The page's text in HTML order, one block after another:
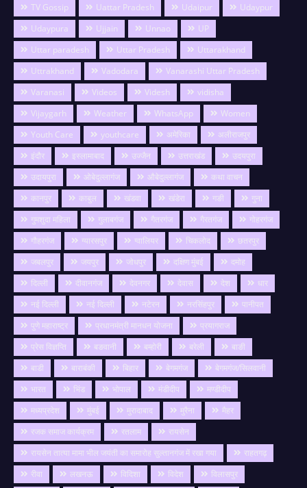
TV Gossip
Uattar Pradesh Udaipur
Udaypur
Udaypura
Ujjain Unnao
UP
Uttar paradesh
Uttar Pradesh
Uttarakhand
Uttrakhand
Vadodara
Vanarashi Uttar Pradesh
Varanasi
Videos Videsh
vidisha
Vijaygarh
Weather WhatsApp
Women
Youth Care
youthcare अमेरिका
अलीराजपुर
इंदौर
इस्लामाबाद उज्जैन उत्तराखंड
उदयपुरा
उदायपुरा
ओबेदुल्लागंज औबेदुल्लागंज
कथा वाचन
कानपुर
काबुल खंडवा खंडेरा गङी
गुना
गुमशुदा महिला
गुलाबगंज गैतरगंज गैरतगंज
गोहरगंज
गौहरगंज
ग्यारसपुर ग्वालियर चिकलोद
छतरपुर
जबलपुर
जयपुर जोधपुर दक्षिण मुंबई
दमोह
दिल्ली
दीवानगंज देवनगर देवास देश
धार
नई दिल्ली
नई दिल्ली नटेरन नरसिंहपुर
पानीपत
पुणे महाराष्ट्र
प्रधानमंत्री मानधन योजना
प्रयागराज
प्रेस विज्ञप्ति
बङवानी बम्होरी बरेली
बाङी
बाडी
बाराबंकी बिहार बेगमगंज
बेगमगंज/सिलवानी
भारत
भिंड भोपाल मंडीदीप
मण्डीदीप
मध्यप्रदेश
मुंबई मुरादाबाद मुरैना
मैहर
रजक समाज कार्यक्रम
रतलाम
रायसेन
रायसेन तात्या मामा भील जयंती का समारोह सुल्तानगंज में रखा गया
राहतगढ़
रीवा
लखनऊ विदिशा विदेश विलासपुर